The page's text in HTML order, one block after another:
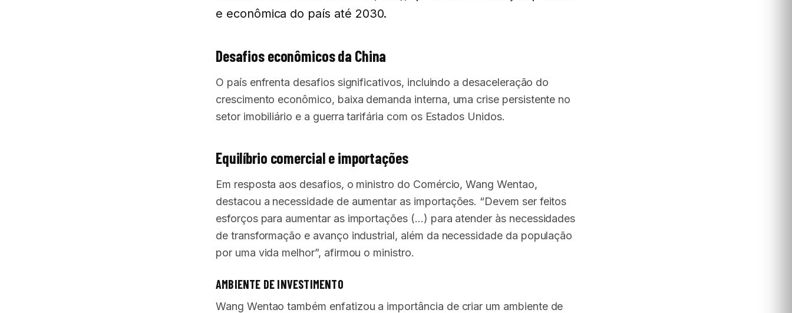
e econômica do país até 2030.
Desafios econômicos da China
O país enfrenta desafios significativos, incluindo a desaceleração do
crescimento econômico, baixa demanda interna, uma crise persistente no
setor imobiliário e a guerra tarifária com os Estados Unidos.
Equilíbrio comercial e importações
Em resposta aos desafios, o ministro do Comércio, Wang Wentao,
destacou a necessidade de aumentar as importações. “Devem ser feitos
esforços para aumentar as importações (…) para atender às necessidades
de transformação e avanço industrial, além da necessidade da população
por uma vida melhor”, afirmou o ministro.
AMBIENTE DE INVESTIMENTO
Wang Wentao também enfatizou a importância de criar um ambiente de